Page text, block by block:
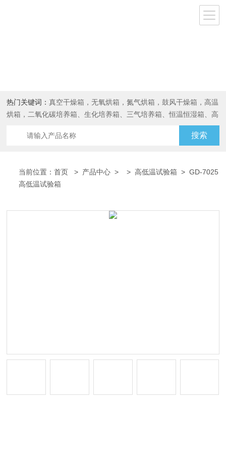
热门关键词：真空干燥箱，无氧烘箱，氮气烘箱，鼓风干燥箱，高温
烘箱，二氧化碳培养箱、生化培养箱、三气培养箱、恒温恒湿箱、高
当前位置：首页 > 产品中心 > >高低温试验箱 > GD-7025
高低温试验箱